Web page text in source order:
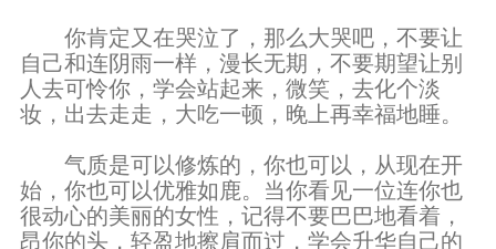
你肯定又在哭泣了，那么大哭吧，不要让
自己和连阴雨一样，漫长无期，不要期望让别
人去可怜你，学会站起来，微笑，去化个淡
妆，出去走走，大吃一顿，晚上再幸福地睡。
气质是可以修炼的，你也可以，从现在开
始，你也可以优雅如鹿。当你看见一位连你也
很动心的美丽的女性，记得不要巴巴地看着，
昂你的头，轻盈地擦肩而过，学会升华自己的